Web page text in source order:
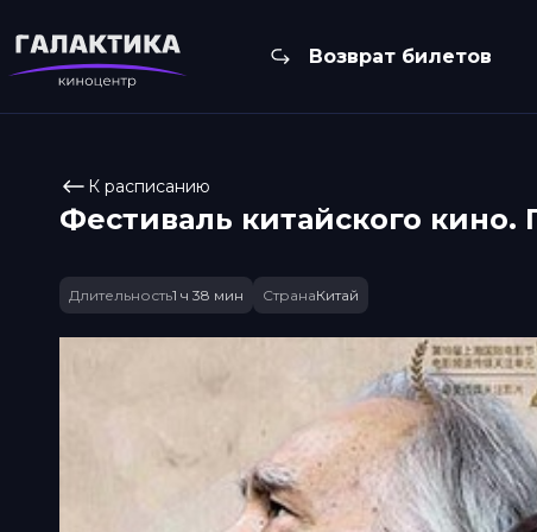
Возврат билетов
К расписанию
Фестиваль китайского кино.
Длительность1 ч 38 мин СтранаКитай